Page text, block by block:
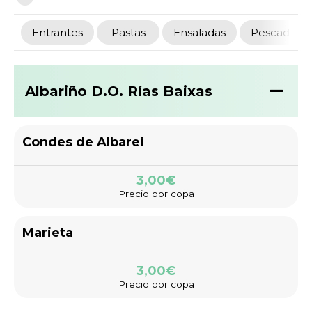
Entrantes Pastas Ensaladas Pescados
Albariño D.O. Rías Baixas
Condes de Albarei
3,00€
Precio por copa
Marieta
3,00€
Precio por copa